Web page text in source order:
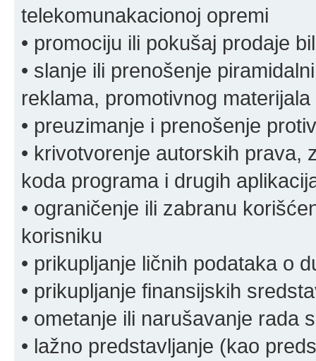
telekomunakacionoj opremi
• promociju ili pokušaj prodaje
• slanje ili prenošenje
reklama, promotivnog
• preuzimanje i prenošenje
• krivotvorenje autorskih prava,
koda programa i drugih
• ograničenje ili zabranu
korisniku
• prikupljanje ličnih podataka o
• prikupljanje finansijskih
• ometanje ili narušavanje rada
• lažno predstavljanje (kao